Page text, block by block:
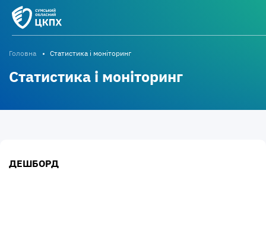
Головна Статистика і моніторинг
Статистика і моніторинг
ДЕШБОРД